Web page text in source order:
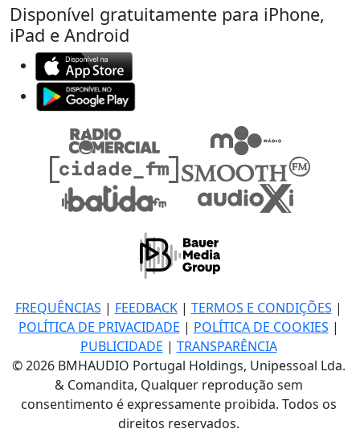
Disponível gratuitamente para iPhone,
iPad e Android
FREQUÊNCIAS | FEEDBACK| TERMOS E CONDIÇÕES |
POLÍTICA DE PRIVACIDADE | POLÍTICA DE COOKIES |
PUBLICIDADE | TRANSPARÊNCIA
© 2026 BMHAUDIO Portugal Holdings, Unipessoal Lda.
& Comandita, Qualquer reprodução sem
consentimento é expressamente proibida. Todos os
direitos reservados.